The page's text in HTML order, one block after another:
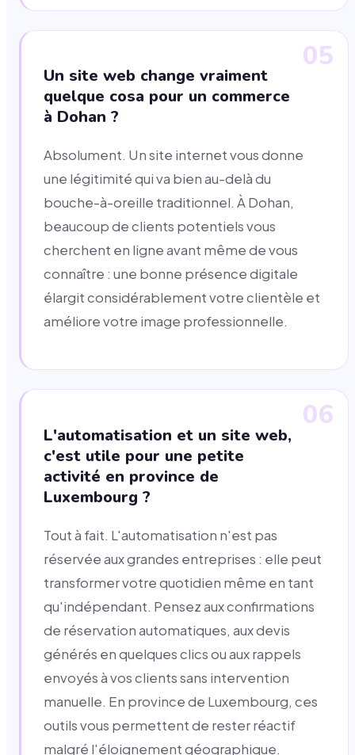
05
Un site web change vraiment
quelque cosa pour un commerce
à Dohan ?
Absolument. Un site internet vous donne
une légitimité qui va bien au-delà du
bouche-à-oreille traditionnel. À Dohan,
beaucoup de clients potentiels vous
cherchent en ligne avant même de vous
connaître : une bonne présence digitale
élargit considérablement votre clientèle et
améliore votre image professionnelle.
06
L'automatisation et un site web,
c'est utile pour une petite
activité en province de
Luxembourg ?
Tout à fait. L'automatisation n'est pas
réservée aux grandes entreprises : elle peut
transformer votre quotidien même en tant
qu'indépendant. Pensez aux confirmations
de réservation automatiques, aux devis
générés en quelques clics ou aux rappels
envoyés à vos clients sans intervention
manuelle. En province de Luxembourg, ces
outils vous permettent de rester réactif
malgré l'éloignement géographique.